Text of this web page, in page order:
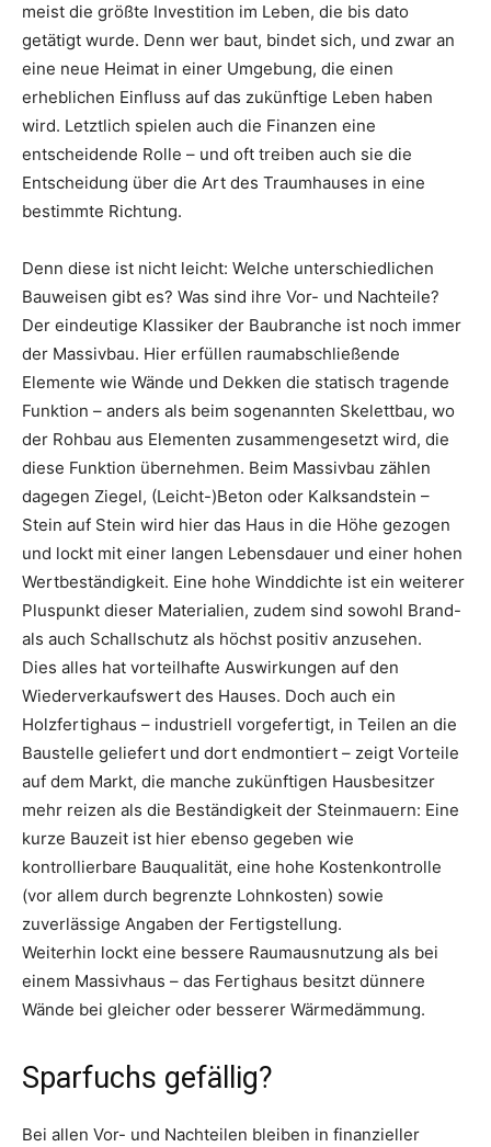
meist die größte Investition im Leben, die bis dato
getätigt wurde. Denn wer baut, bindet sich, und zwar an
eine neue Heimat in einer Umgebung, die einen
erheblichen Einfluss auf das zukünftige Leben haben
wird. Letztlich spielen auch die Finanzen eine
entscheidende Rolle – und oft treiben auch sie die
Entscheidung über die Art des Traumhauses in eine
bestimmte Richtung.
Denn diese ist nicht leicht: Welche unterschiedlichen
Bauweisen gibt es? Was sind ihre Vor- und Nachteile?
Der eindeutige Klassiker der Baubranche ist noch immer
der Massivbau. Hier erfüllen raumabschließende
Elemente wie Wände und Dekken die statisch tragende
Funktion – anders als beim sogenannten Skelettbau, wo
der Rohbau aus Elementen zusammengesetzt wird, die
diese Funktion übernehmen. Beim Massivbau zählen
dagegen Ziegel, (Leicht-)Beton oder Kalksandstein –
Stein auf Stein wird hier das Haus in die Höhe gezogen
und lockt mit einer langen Lebensdauer und einer hohen
Wertbeständigkeit. Eine hohe Winddichte ist ein weiterer
Pluspunkt dieser Materialien, zudem sind sowohl Brand-
als auch Schallschutz als höchst positiv anzusehen.
Dies alles hat vorteilhafte Auswirkungen auf den
Wiederverkaufswert des Hauses. Doch auch ein
Holzfertighaus – industriell vorgefertigt, in Teilen an die
Baustelle geliefert und dort endmontiert – zeigt Vorteile
auf dem Markt, die manche zukünftigen Hausbesitzer
mehr reizen als die Beständigkeit der Steinmauern: Eine
kurze Bauzeit ist hier ebenso gegeben wie
kontrollierbare Bauqualität, eine hohe Kostenkontrolle
(vor allem durch begrenzte Lohnkosten) sowie
zuverlässige Angaben der Fertigstellung.
Weiterhin lockt eine bessere Raumausnutzung als bei
einem Massivhaus – das Fertighaus besitzt dünnere
Wände bei gleicher oder besserer Wärmedämmung.
Sparfuchs gefällig?
Bei allen Vor- und Nachteilen bleiben in finanzieller